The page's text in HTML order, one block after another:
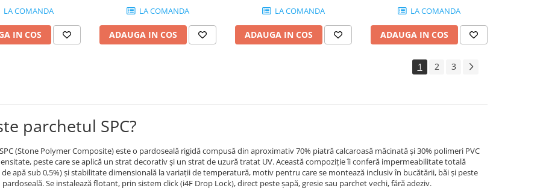
LA COMANDA
IN COS
mp/cutie (8 plăci)
LA COMANDA
ADAUGA IN COS
LA COMANDA
ADAUGA IN COS
mp/cutie (8 plăci)
LA COMANDA
ADAUGA IN COS
1 2 3
parchetul SPC?
(Stone Polymer Composite) este o pardoseală rigidă compusă din aproximativ 70% piatră calcaroasă măcinată și 30% polimeri PVC
peste care se aplică un strat decorativ și un strat de uzură tratat UV. Această compoziție îi conferă impermeabilitate totală
apă sub 0,5%) și stabilitate dimensională la variații de temperatură, motiv pentru care se montează inclusiv în bucătării, băi și peste
Se instalează flotant, prin sistem click (i4F Drop Lock), direct peste șapă, gresie sau parchet vechi, fără adeziv.